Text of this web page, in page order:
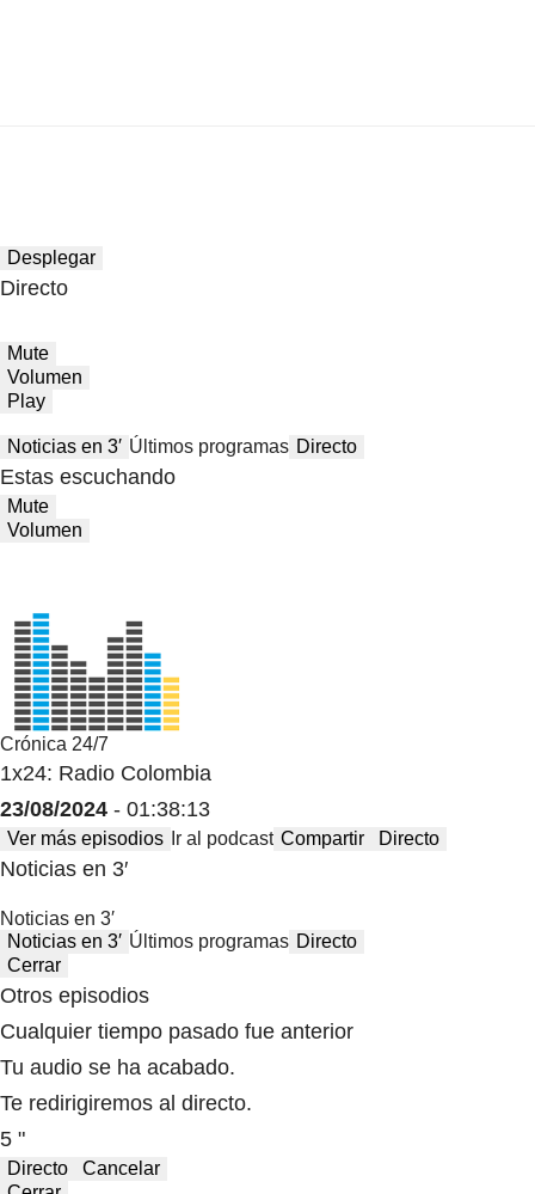
Desplegar
Directo
Mute
Volumen
Play
Noticias en 3′ Últimos programas Directo
Estas escuchando
Mute
Volumen
Crónica 24/7
1x24: Radio Colombia
23/08/2024 - 01:38:13
Ver más episodios Ir al podcast Compartir Directo
Noticias en 3′
Noticias en 3′
Noticias en 3′ Últimos programas Directo
Cerrar
Otros episodios
Cualquier tiempo pasado fue anterior
Tu audio se ha acabado.
Te redirigiremos al directo.
5 "
Directo
Cancelar